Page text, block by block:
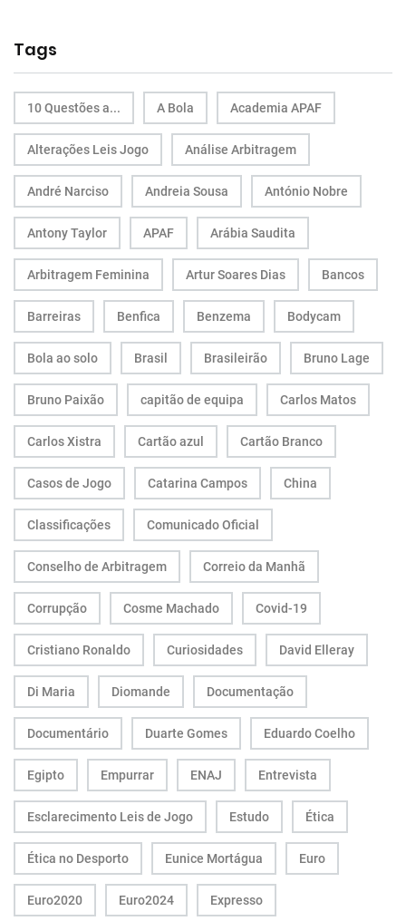
Tags
10 Questões a... A Bola Academia APAF
Alterações Leis Jogo Análise Arbitragem
André Narciso Andreia Sousa António Nobre
Antony Taylor APAF Arábia Saudita
Arbitragem Feminina Artur Soares Dias Bancos
Barreiras Benfica Benzema Bodycam
Bola ao solo Brasil Brasileirão Bruno Lage
Bruno Paixão capitão de equipa Carlos Matos
Carlos Xistra Cartão azul Cartão Branco
Casos de Jogo Catarina Campos China
Classificações Comunicado Oficial
Conselho de Arbitragem Correio da Manhã
Corrupção Cosme Machado Covid-19
Cristiano Ronaldo Curiosidades David Elleray
Di Maria Diomande Documentação
Documentário Duarte Gomes Eduardo Coelho
Egipto Empurrar ENAJ Entrevista
Esclarecimento Leis de Jogo Estudo Ética
Ética no Desporto Eunice Mortágua Euro
Euro2020 Euro2024 Expresso